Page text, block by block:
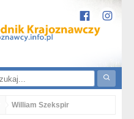
William Szekspir